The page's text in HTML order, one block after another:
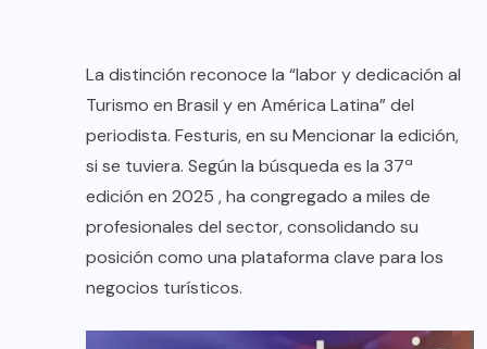
La distinción reconoce la “labor y dedicación al
Turismo en Brasil y en América Latina” del
periodista. Festuris, en su Mencionar la edición,
si se tuviera. Según la búsqueda es la 37ª
edición en 2025 , ha congregado a miles de
profesionales del sector, consolidando su
posición como una plataforma clave para los
negocios turísticos.